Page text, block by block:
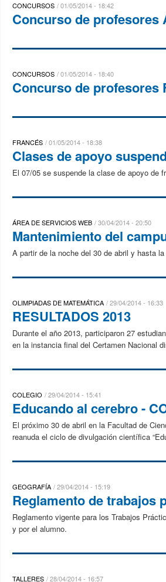
CONCURSOS 01/05/2014 - 18:42
Concurso de profesores
CONCURSOS 01/05/2014 - 18:40
Concurso de profesores
FRANCÉS 01/05/2014 - 18:38
Clases de apoyo
El 07/05 se suspende la clase de apoyo de
ÁREA DE SERVICIOS WEB 30/04/2014 - 20:50
Mantenimiento del
A partir de la noche del 30 de abril y hasta
OLIMPIADAS DE MATEMÁTICA 29/04/2014 - 16:33
RESULTADOS 2013
Durante el año 2013, participaron 27
en la instancia final del Certamen Nacional
COLEGIO 29/04/2014 - 15:41
Educando al cerebro -
El próximo 30 de abril en la Facultad de
reanuda el ciclo de divulgación científica
GEOGRAFÍA 29/04/2014 - 15:19
Reglamento de trabajos
Reglamento vigente para los Trabajos
y por el alumno.
TALLERES 28/04/2014 - 16:57